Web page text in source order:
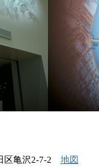
区亀沢2-7-2 地図